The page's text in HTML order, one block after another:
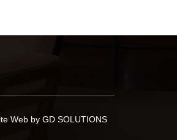
Web by GD SOLUTIONS